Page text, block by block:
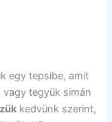
egy tepsibe, amit
vagy tegyük simán
kedvünk szerint,